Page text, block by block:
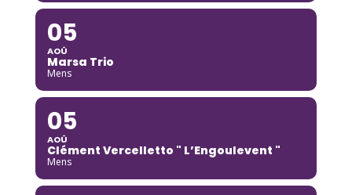
05
AOÛ
Marsa Trio
Mens
05
AOÛ
Clément Vercelletto " L’Engoulevent "
Mens